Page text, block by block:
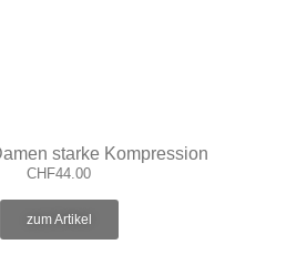
starke Kompression
CHF44.00
zum Artikel